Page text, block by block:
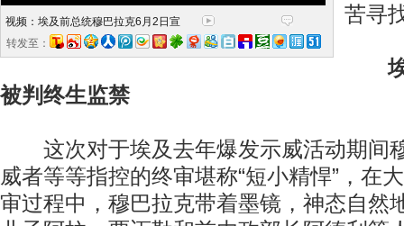
视频：埃及前总统穆巴拉克6月2日宣
转发至：
苦寻
被判终生监禁
这次对于埃及去年爆发示威活动期间
威者等等指控的终审堪称“短小精悍”，在
审过程中，穆巴拉克带着墨镜，神态自然